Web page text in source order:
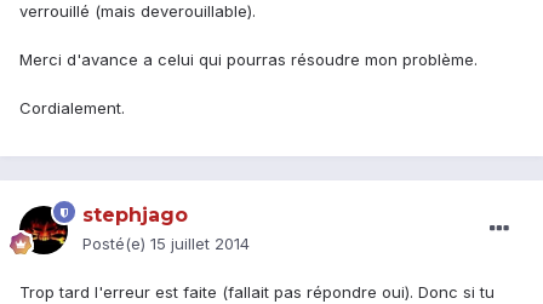
verrouillé (mais deverouillable).
Merci d'avance a celui qui pourras résoudre mon problème.
Cordialement.
stephjago
Posté(e) 15 juillet 2014
Trop tard l'erreur est faite (fallait pas répondre oui). Donc si tu